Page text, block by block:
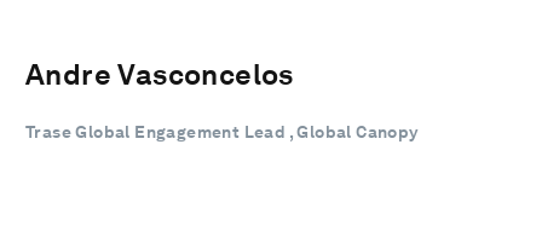
Andre Vasconcelos
Trase Global Engagement Lead , Global Canopy